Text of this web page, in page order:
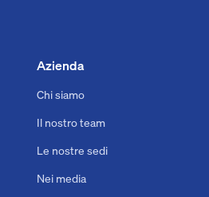
Azienda
Chi siamo
Il nostro team
Le nostre sedi
Nei media